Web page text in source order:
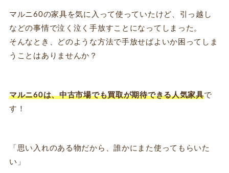
マルニ60の家具を気に入って使っていたけど、引っ越し
などの事情で泣く泣く手放すことになってしまった。
そんなとき、どのような方法で手放せばよいか困ってしま
うことはありませんか？
マルニ60は、中古市場でも買取が期待できる人気家具で
す！
「思い入れのある物だから、誰かにまた使ってもらいた
い」